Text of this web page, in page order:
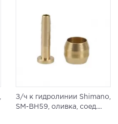
З/ч к гидролинии Shimano,
SM-BH59, оливка, соед....